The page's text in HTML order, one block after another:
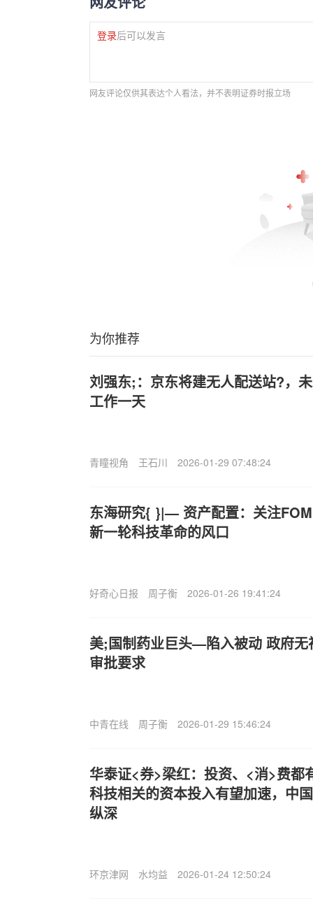
登录后可以发言
网友评论仅供其表达个人看法，并不表明证券时报立场
为你推荐
刘强东;：京东将建无人配送站?，
工作一天
青瞳视角 王石川 2026-01-29 07:48:24
东海研究{ }|— 资产配置：关注
新一轮科技革命的风口
好奇心日报 周子衡 2026-01-26 19:41:24
美;国制药业巨头—陷入被动 政府无
审批要求
中青在线 周子衡 2026-01-29 15:46:24
华泰证<券>梁红：投资、<消>费都
科技相关的资本投入有望加速，中
纵深
环京津网 水均益 2026-01-24 12:50:24